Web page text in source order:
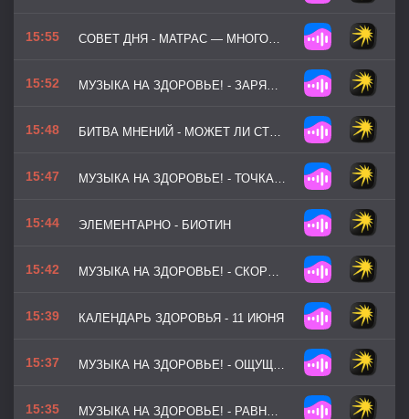
15:55 СОВЕТ ДНЯ - МАТРАС — МНОГОЛЕТНИЙ АРХИВ КОЖИ И МИКРООРГАНИЗМОВ
15:52 МУЗЫКА НА ЗДОРОВЬЕ! - ЗАРЯД БОДРОСТИ (ВЕРСИЯ 2)
15:48 БИТВА МНЕНИЙ - МОЖЕТ ЛИ СТРЕСС ВЫЗВАТЬ РЕАЛЬНУЮ БОЛЕЗНЬ
15:47 МУЗЫКА НА ЗДОРОВЬЕ! - ТОЧКА ОПОРЫ
15:44 ЭЛЕМЕНТАРНО - БИОТИН
15:42 МУЗЫКА НА ЗДОРОВЬЕ! - СКОРОСТЬ МЫСЛИ
15:39 КАЛЕНДАРЬ ЗДОРОВЬЯ - 11 ИЮНЯ
15:37 МУЗЫКА НА ЗДОРОВЬЕ! - ОЩУЩЕНИЕ ЛЕГКОСТИ
15:35 МУЗЫКА НА ЗДОРОВЬЕ! - РАВНОВЕСИЕ